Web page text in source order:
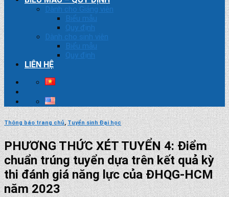
Dành cho Giảng viên
Biểu mẫu
Quy định
Dành cho sinh viên
Biểu mẫu
Quy định
LIÊN HỆ
Thông báo trang chủ,Tuyển sinh Đại học
PHƯƠNG THỨC XÉT TUYỂN 4: Điểm
chuẩn trúng tuyển dựa trên kết quả kỳ
thi đánh giá năng lực của ĐHQG-HCM
năm 2023